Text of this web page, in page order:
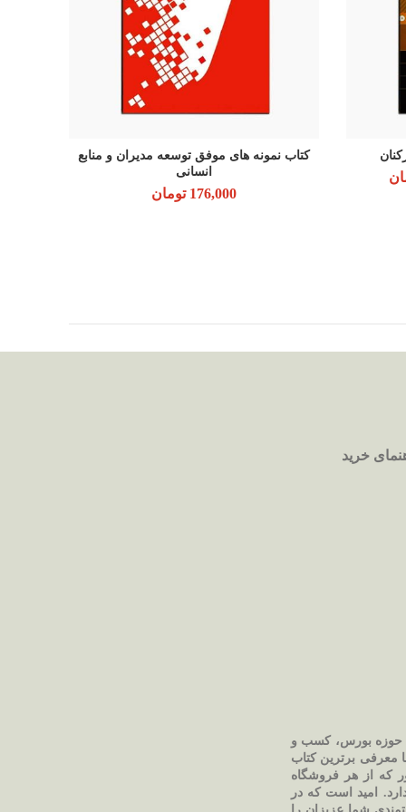
افزودن به سبد خرید
کتاب نمونه های موفق توسعه مدیران و منابع
انسانی
176,000 تومان
خرید
حوزه بورس، کسب و
معرفی برترین کتاب
که از هر فروشگاه
امید است که در